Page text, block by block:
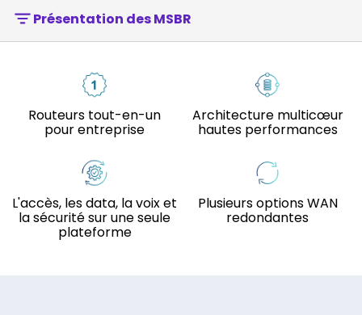
Présentation des MSBR
Routeurs tout-en-un
pour entreprise
Architecture multicœur
hautes performances
L'accès, les data, la voix et
la sécurité sur une seule
plateforme
Plusieurs options WAN
redondantes